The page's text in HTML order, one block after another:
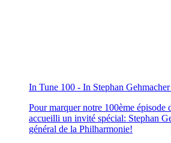
In Tune 100 - In Stephan
Pour marquer notre 100ème épisode
accueilli un invité spécial: Stephan
général de la Philharmonie!